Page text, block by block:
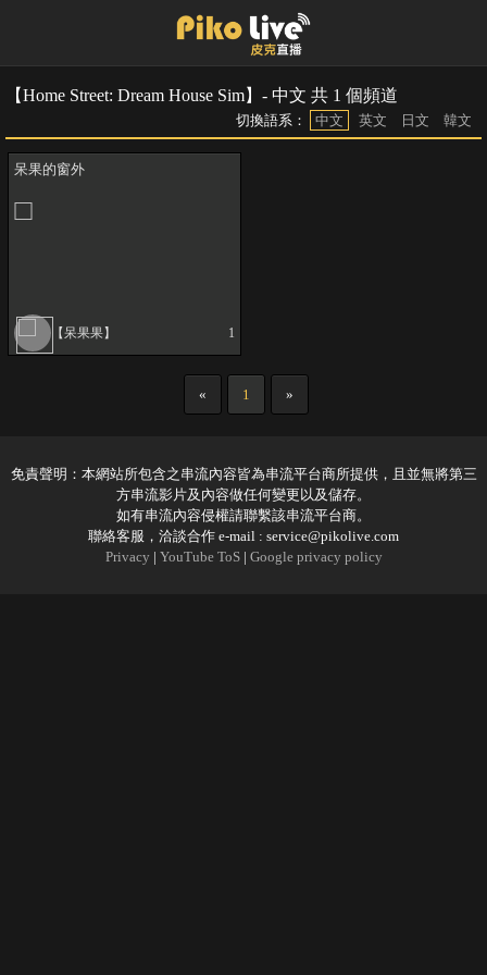
【Home Street: Dream House Sim】- 中文 共 1 個頻道
切換語系： 中文 英文 日文 韓文
呆果的窗外
【呆果果】 1
« 1 »
免責聲明：本網站所包含之串流內容皆為串流平台商所提供，且並無將第三
方串流影片及內容做任何變更以及儲存。
如有串流內容侵權請聯繫該串流平台商。
聯絡客服，洽談合作 e-mail : service@pikolive.com
Privacy | YouTube ToS| Google privacy policy